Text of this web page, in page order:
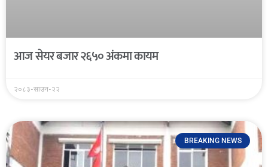
आज सेयर बजार २६५० अंकमा कायम
२०८३-साउन-२२
BREAKING NEWS